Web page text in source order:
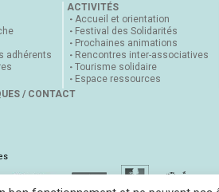
adhérents
ACTIVITÉS
Accueil et orientation
Festival des Solidarités
Prochaines animations
Rencontres inter-associatives
Tourisme solidaire
Espace ressources
/ CONTACT